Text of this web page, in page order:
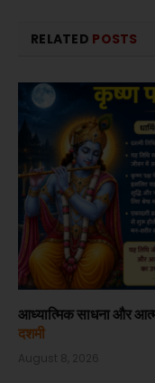
RELATED POSTS
आध्यात्मिक साधना और
दशमी
August 8, 2026